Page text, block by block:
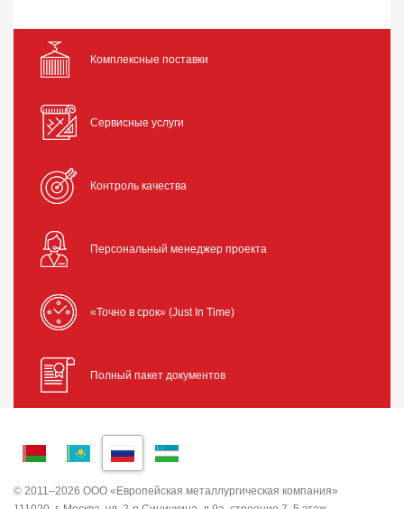
Комплексные поставки
Сервисные услуги
Контроль качества
Персональный менеджер проекта
«Точно в срок» (Just In Time)
Полный пакет документов
© 2011–2026 ООО «Европейская металлургическая компания»